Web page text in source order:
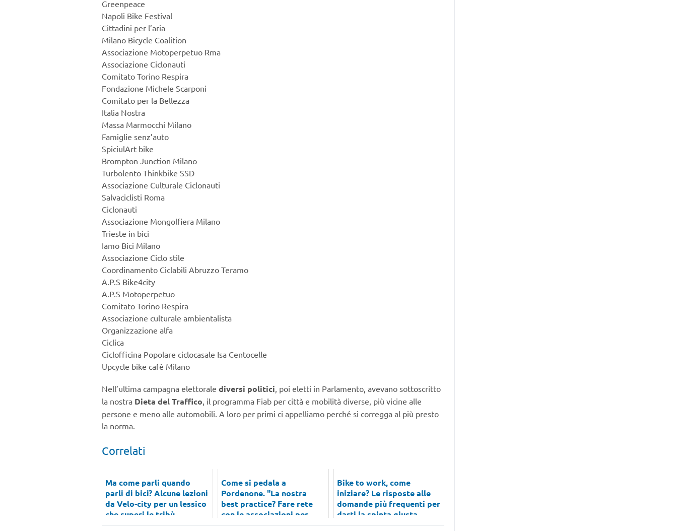
Greenpeace
Napoli Bike Festival
Cittadini per l’aria
Milano Bicycle Coalition
Associazione Motoperpetuo Rma
Associazione Ciclonauti
Comitato Torino Respira
Fondazione Michele Scarponi
Comitato per la Bellezza
Italia Nostra
Massa Marmocchi Milano
Famiglie senz’auto
SpiciulArt bike
Brompton Junction Milano
Turbolento Thinkbike SSD
Associazione Culturale Ciclonauti
Salvaciclisti Roma
Ciclonauti
Associazione Mongolfiera Milano
Trieste in bici
Iamo Bici Milano
Associazione Ciclo stile
Coordinamento Ciclabili Abruzzo Teramo
A.P.S Bike4city
A.P.S Motoperpetuo
Comitato Torino Respira
Associazione culturale ambientalista
Organizzazione alfa
Ciclica
Ciclofficina Popolare ciclocasale Isa Centocelle
Upcycle bike cafè Milano
Nell’ultima campagna elettoralediversi politici, poi eletti in Parlamento, avevano sottoscritto
la nostra Dieta del Traffico, il programma Fiab per città e mobilità diverse, più vicine alle
persone e meno alle automobili. A loro per primi ci appelliamo perché si corregga al più presto
la norma.
Correlati
Ma come parli quando
parli di bici? Alcune lezioni
da Velo-city per un lessico
che superi le tribù
Come si pedala a
Pordenone. "La nostra
best practice? Fare rete
con le associazioni per
promuovere l...
Bike to work, come
iniziare? Le risposte alle
domande più frequenti per
darti la spinta giusta